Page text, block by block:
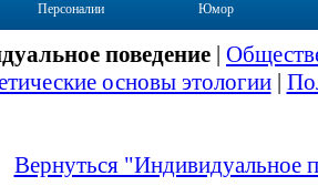
Персоналии Юмор
поведение |
основы этологии|
Вернуться "Индивидуальное